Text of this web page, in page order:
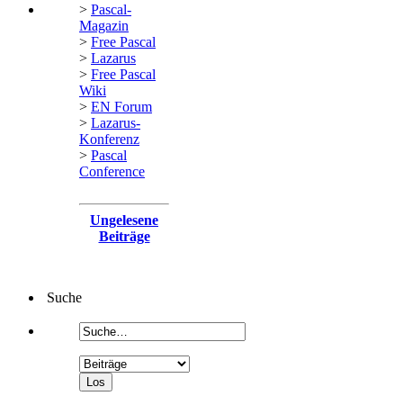
> Pascal-
Magazin
> Free Pascal
> Lazarus
> Free Pascal
Wiki
> EN Forum
> Lazarus-
Konferenz
> Pascal
Conference
Ungelesene
Beiträge
Suche